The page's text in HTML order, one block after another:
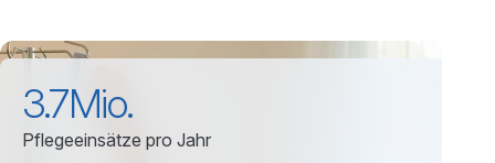
3.7Mio.
Pflegeeinsätze pro Jahr